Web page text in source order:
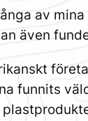
av
även
funnits